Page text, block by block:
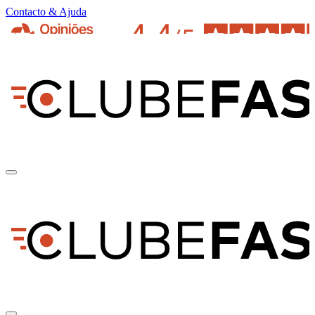
Contacto & Ajuda